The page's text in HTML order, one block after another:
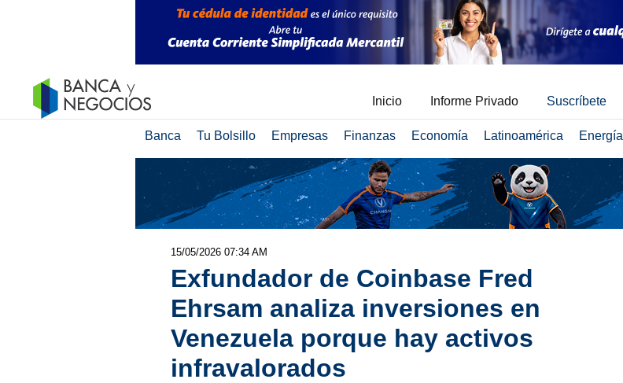
Inicio Informe Privado Suscríbete
Banca Tu Bolsillo Empresas Finanzas Economía Latinoamérica Energía
15/05/2026 07:34 AM
Exfundador de Coinbase Fred
Ehrsam analiza inversiones en
Venezuela porque hay activos
infravalorados